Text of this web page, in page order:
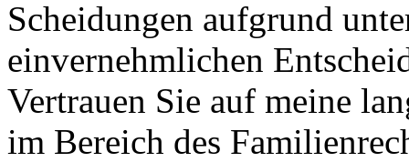
Scheidungen aufgrund
einvernehmlichen
Vertrauen Sie auf meine
im Bereich des